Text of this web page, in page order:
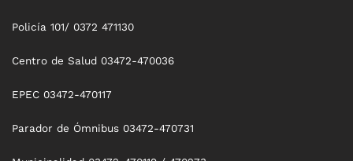
Policía 101/ 0372 471130
Centro de Salud 03472-470036
EPEC 03472-470117
Parador de Ómnibus 03472-470731